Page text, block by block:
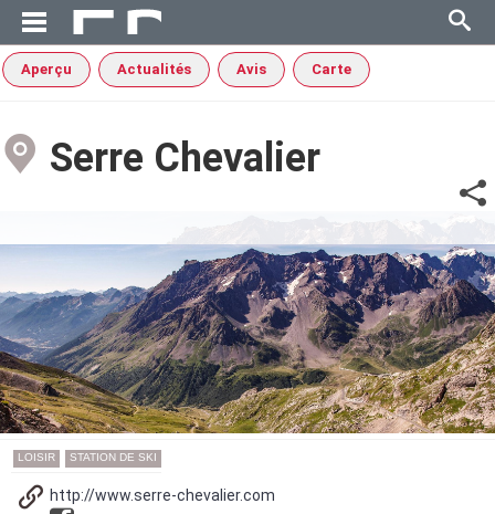
Aperçu Actualités Avis Carte
Serre Chevalier
LOISIR STATION DE SKI
http://www.serre-chevalier.com